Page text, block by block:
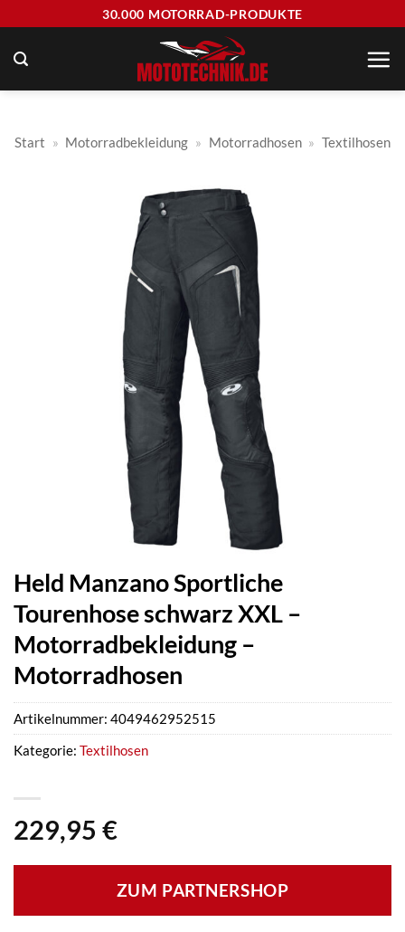
springen
30.000 MOTORRAD-PRODUKTE
Start » Motorradbekleidung » Motorradhosen » Textilhosen
Held Manzano Sportliche
Tourenhose schwarz XXL –
Motorradbekleidung –
Motorradhosen
229,95 €
ZUM PARTNERSHOP
Artikelnummer: 4049462952515
Kategorie: Textilhosen